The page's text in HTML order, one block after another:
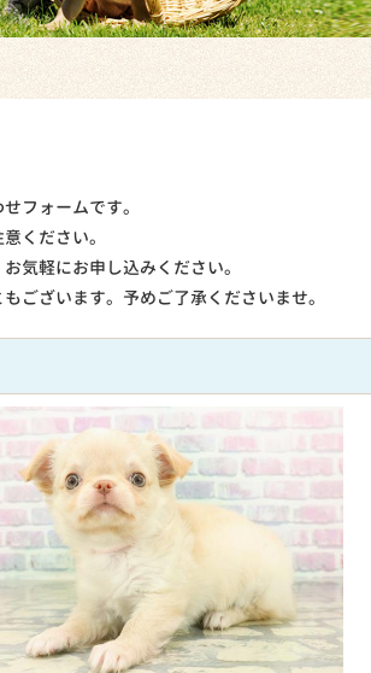
フォームです。
ください。
気軽にお申し込みください。
ございます。予めご了承くださいませ。